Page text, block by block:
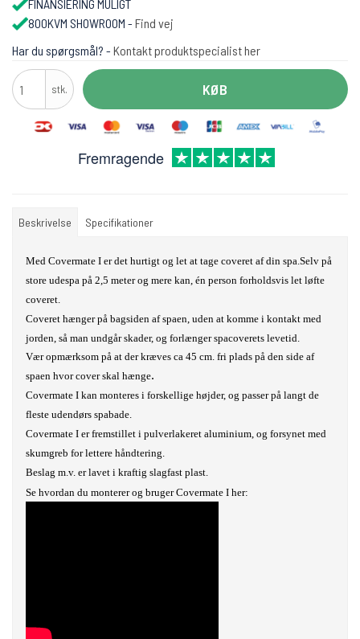
FINANSIERING MULIGT
800KVM SHOWROOM - Find vej
Har du spørgsmål? - Kontakt produktspecialist her
stk. KØB
Fremragende
Beskrivelse Specifikationer
Med Covermate I er det hurtigt og let at tage coveret af din spa.Selv på
store udespa på 2,5 meter og mere kan, én person forholdsvis let løfte
coveret.
Coveret hænger på bagsiden af spaen, uden at komme i kontakt med
jorden, så man undgår skader, og forlænger spacoverets levetid.
Vær opmærksom på at der kræves ca 45 cm. fri plads på den side af
spaen hvor cover skal hænge.
Covermate I kan monteres i forskellige højder, og passer på langt de
fleste udendørs spabade.
Covermate I er fremstillet i pulverlakeret aluminium, og forsynet med
skumgreb for lettere håndtering.
Beslag m.v. er lavet i kraftig slagfast plast.
Se hvordan du monterer og bruger Covermate I her: